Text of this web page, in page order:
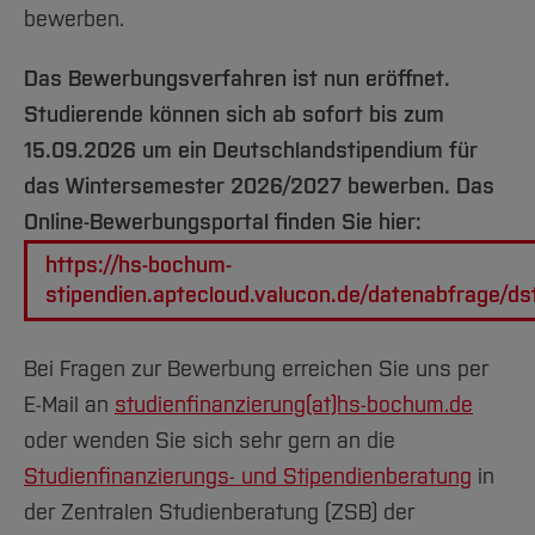
Forschung und Projekte
Team
Studiengänge
Aktuelles
Fachgruppen
Forschung und Entwicklung
International
Team
Service
Amtliche Bekanntmachungen
BO Shop
Familiengerechte Hochschule
Diskriminierungsfreie Hochschule
Vertretungen
Wahlen
Hochschulbibliothek
International Office
Medienzentrum
qed-Stiftung
Zentrale Studienberatung
bewerben.
Das Bewerbungsverfahren ist nun eröffnet.
Studierende können sich ab sofort bis zum
15.09.2026 um ein Deutschlandstipendium für
das Wintersemester 2026/2027 bewerben. Das
Online-Bewerbungsportal finden Sie hier:
https://hs-bochum-
stipendien.aptecloud.valucon.de/datenabfrage/
Bei Fragen zur Bewerbung erreichen Sie uns per
E-Mail an studienfinanzierung(at)hs-bochum.de
oder wenden Sie sich sehr gern an die
Studienfinanzierungs- und Stipendienberatung in
der Zentralen Studienberatung (ZSB) der